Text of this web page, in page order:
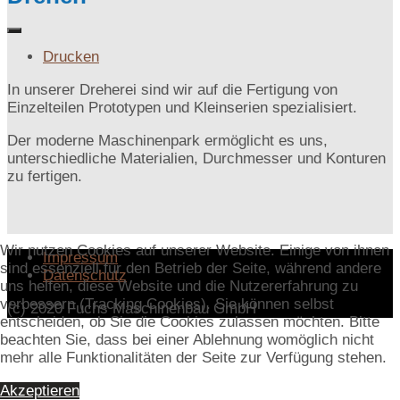
Drucken
In unserer Dreherei sind wir auf die Fertigung von
Einzelteilen Prototypen und Kleinserien spezialisiert.
Der moderne Maschinenpark ermöglicht es uns,
unterschiedliche Materialien, Durchmesser und Konturen
zu fertigen.
Impressum
Datenschutz
(c) 2020 Fuchs Maschinenbau GmbH
Wir nutzen Cookies auf unserer Website. Einige von ihnen
sind essenziell für den Betrieb der Seite, während andere
uns helfen, diese Website und die Nutzererfahrung zu
verbessern (Tracking Cookies). Sie können selbst
entscheiden, ob Sie die Cookies zulassen möchten. Bitte
beachten Sie, dass bei einer Ablehnung womöglich nicht
mehr alle Funktionalitäten der Seite zur Verfügung stehen.
Akzeptieren